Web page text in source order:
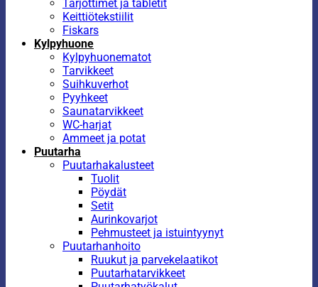
Tarjottimet ja tabletit
Keittiötekstiilit
Fiskars
Kylpyhuone
Kylpyhuonematot
Tarvikkeet
Suihkuverhot
Pyyhkeet
Saunatarvikkeet
WC-harjat
Ammeet ja potat
Puutarha
Puutarhakalusteet
Tuolit
Pöydät
Setit
Aurinkovarjot
Pehmusteet ja istuintyynyt
Puutarhanhoito
Ruukut ja parvekelaatikot
Puutarhatarvikkeet